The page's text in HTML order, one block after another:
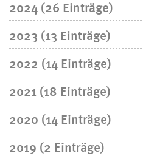
2024 (26 Einträge)
2023 (13 Einträge)
2022 (14 Einträge)
2021 (18 Einträge)
2020 (14 Einträge)
2019 (2 Einträge)